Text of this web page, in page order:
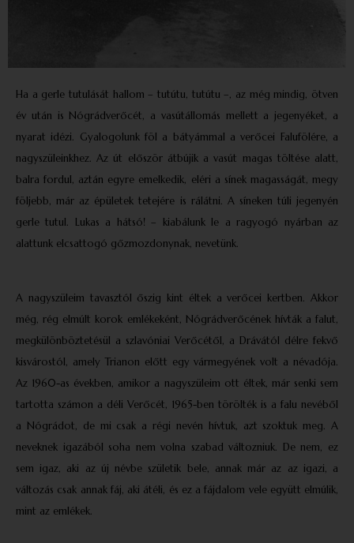
Ha a gerle tutulását hallom – tutútu, tutútu –, az még mindig, ötven
év után is Nógrádverőcét, a vasútállomás mellett a jegenyéket, a
nyarat idézi. Gyalogolunk föl a bátyámmal a verőcei Falufölére, a
nagyszüleinkhez. Az út először átbújik a vasút magas töltése alatt,
balra fordul, aztán egyre emelkedik, eléri a sínek magasságát, megy
följebb, már az épületek tetejére is rálátni. A síneken túli jegenyén
gerle tutul. Lukas a hátsó! – kiabálunk le a ragyogó nyárban az
alattunk elcsattogó gőzmozdonynak, nevetünk.
A nagyszüleim tavasztól őszig kint éltek a verőcei kertben. Akkor
még, rég elmúlt korok emlékeként, Nógrádverőcének hívták a falut,
megkülönböztetésül a szlavóniai Verőcétől, a Drávától délre fekvő
kisvárostól, amely Trianon előtt egy vármegyének volt a névadója.
Az 1960-as években, amikor a nagyszüleim ott éltek, már senki sem
tartotta számon a déli Verőcét, 1965-ben törölték is a falu nevéből
a Nógrádot, de mi csak a régi nevén hívtuk, azt szoktuk meg. A
neveknek igazából soha nem volna szabad változniuk. De nem, ez
sem igaz, aki az új névbe születik bele, annak már az az igazi, a
változás csak annak fáj, aki átéli, és ez a fájdalom vele együtt elmúlik,
mint az emlékek.